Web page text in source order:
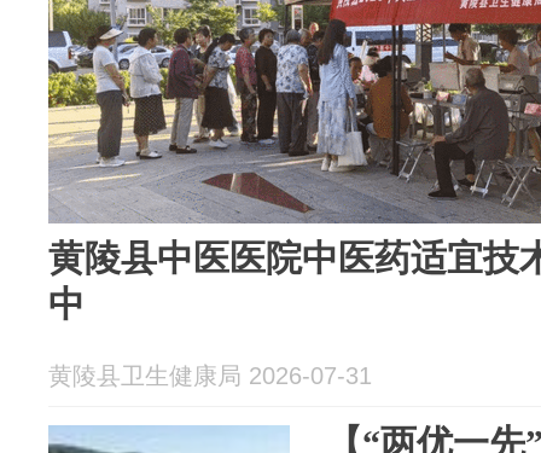
黄陵县中医医院中医药适宜技
中
黄陵县卫生健康局 2026-07-31
【“两优一